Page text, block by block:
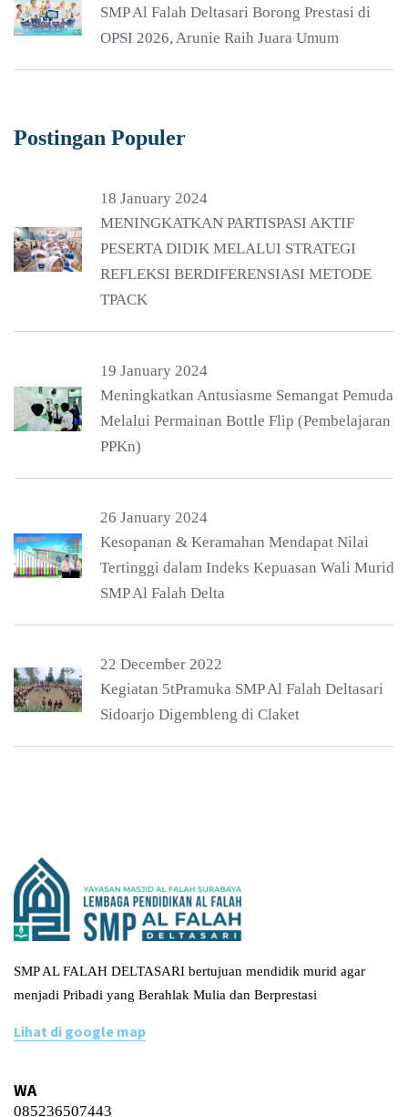
SMP Al Falah Deltasari Borong Prestasi di
OPSI 2026, Arunie Raih Juara Umum
Postingan Populer
18 January 2024
MENINGKATKAN PARTISPASI AKTIF
PESERTA DIDIK MELALUI STRATEGI
REFLEKSI BERDIFERENSIASI METODE
TPACK
19 January 2024
Meningkatkan Antusiasme Semangat Pemuda
Melalui Permainan Bottle Flip (Pembelajaran
PPKn)
26 January 2024
Kesopanan & Keramahan Mendapat Nilai
Tertinggi dalam Indeks Kepuasan Wali Murid
SMP Al Falah Delta
22 December 2022
Kegiatan 5tPramuka SMP Al Falah Deltasari
Sidoarjo Digembleng di Claket
SMP AL FALAH DELTASARI bertujuan mendidik murid agar
menjadi Pribadi yang Berahlak Mulia dan Berprestasi
Lihat di google map
WA
085236507443